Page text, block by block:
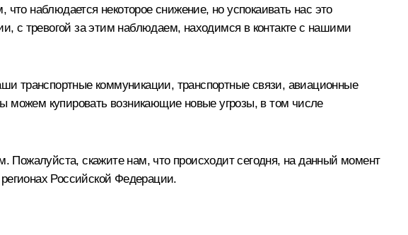
наблюдается некоторое снижение, но успокаивать нас это
с тревогой за этим наблюдаем, находимся в контакте с нашими
транспортные коммуникации, транспортные связи, авиационные
можем купировать возникающие новые угрозы, в том числе
Пожалуйста, скажите нам, что происходит сегодня, на данный момент
Российской Федерации.